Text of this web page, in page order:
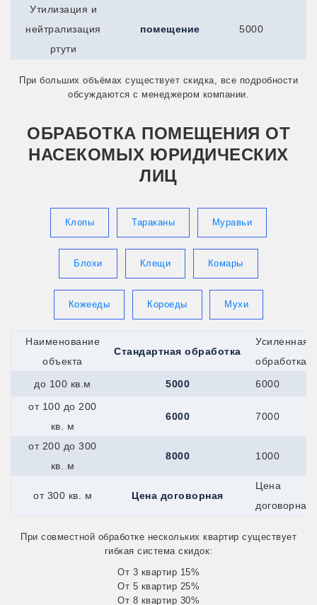
Тихвин
Торопец
Тосно
Балей
Абакан
Артём
Балашов
Арсеньев
Балтийск
Верея
Белоусово
Белореченск
Братск
Гай
Гусев
Гагарин
Всеволожск
Вятские-Поляны
Георгиевск
Гурьевск
Елец
Дрезна
Горняк
Канск
Железноводск
Каспийск
Катайск
Касли
Кушва
Кызыл
Утилизация и
нейтрализация
ртути
помещение 5000
При больших объёмах существует скидка, все подробности
обсуждаются с менеджером компании.
ОБРАБОТКА ПОМЕЩЕНИЯ ОТ
НАСЕКОМЫХ ЮРИДИЧЕСКИХ
ЛИЦ
Клопы Тараканы Муравьи
Блохи Клещи Комары
Кожееды Короеды Мухи
Наименование
объекта
Стандартная обработка
Усиленная
обработка
до 100 кв.м
5000
6000
от 100 до 200
кв. м
6000 7000
от 200 до 300
кв. м
8000 1000
от 300 кв. м Цена договорная
Цена
договорная
При совместной обработке нескольких квартир существует
гибкая система скидок:
От 3 квартир 15%
От 5 квартир 25%
От 8 квартир 30%